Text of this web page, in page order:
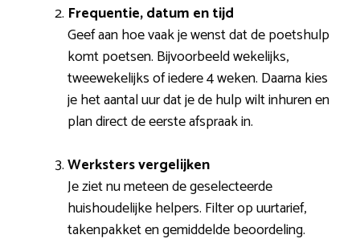
Frequentie, datum en tijd
Geef aan hoe vaak je wenst dat de poetshulp
komt poetsen. Bijvoorbeeld wekelijks,
tweewekelijks of iedere 4 weken. Daarna kies
je het aantal uur dat je de hulp wilt inhuren en
plan direct de eerste afspraak in.
Werksters vergelijken
Je ziet nu meteen de geselecteerde
huishoudelijke helpers. Filter op uurtarief,
takenpakket en gemiddelde beoordeling.